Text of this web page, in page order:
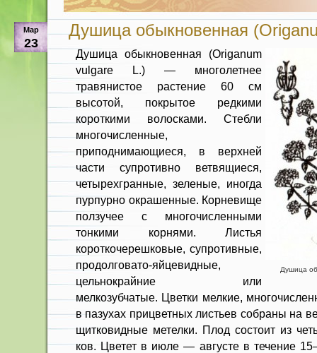
Мар
23
Душица обыкновенная
Душица
Душица обыкновенная (Origanum
vulgare L.) — многолетнее
травянистое растение 60 см
высотой, покрытое редкими
короткими волосками. Стебли
много­численные,
приподнимающиеся, в верх­ней
части супротивно ветвящиеся,
четырехгранные, зеленые, иногда
пур­пурно окрашенные. Корневище
ползу­чее с многочисленными
тонкими корня­ми. Листья
короткочерешковые, супротивные,
продолговато-яйцевидные,
цельнокрайние или
мелкозубчатые. Цветки мелкие,
в пазухах прицветных листьев собраны на
щитковидные метелки. Плод состоит из
ков. Цветет в июле — августе в течение